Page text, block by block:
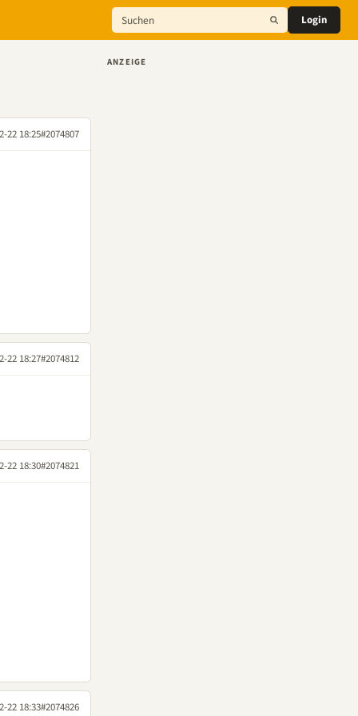
Login
22 18:25#2074807
22 18:27#2074812
22 18:30#2074821
22 18:33#2074826
ANZEIGE